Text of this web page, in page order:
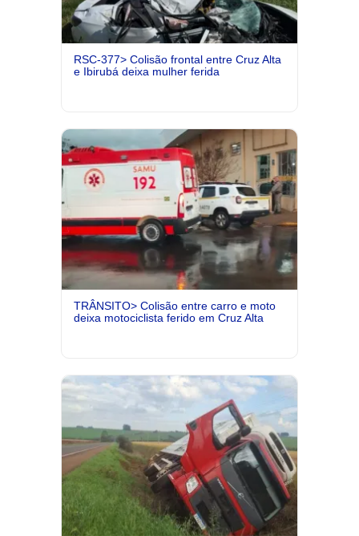
RSC-377> Colisão frontal entre Cruz Alta
e Ibirubá deixa mulher ferida
TRÂNSITO> Colisão entre carro e moto
deixa motociclista ferido em Cruz Alta